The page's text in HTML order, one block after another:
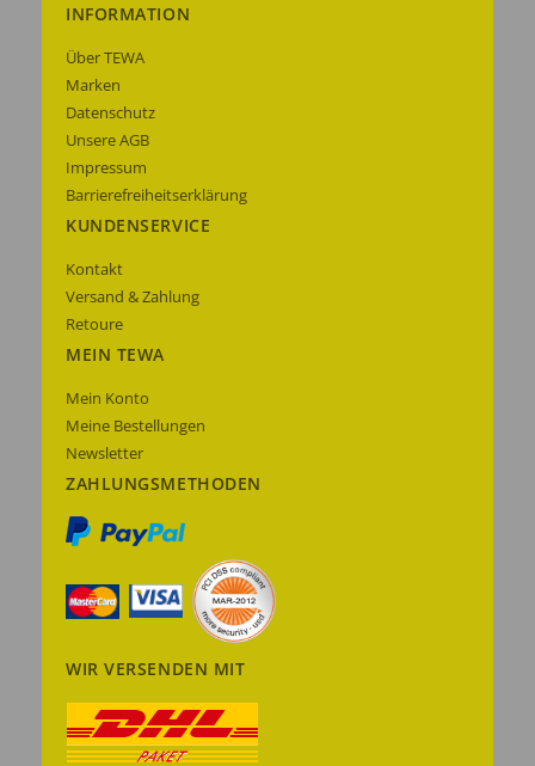
INFORMATION
Über TEWA
Marken
Datenschutz
Unsere AGB
Impressum
Barrierefreiheitserklärung
KUNDENSERVICE
Kontakt
Versand & Zahlung
Retoure
MEIN TEWA
Mein Konto
Meine Bestellungen
Newsletter
ZAHLUNGSMETHODEN
WIR VERSENDEN MIT